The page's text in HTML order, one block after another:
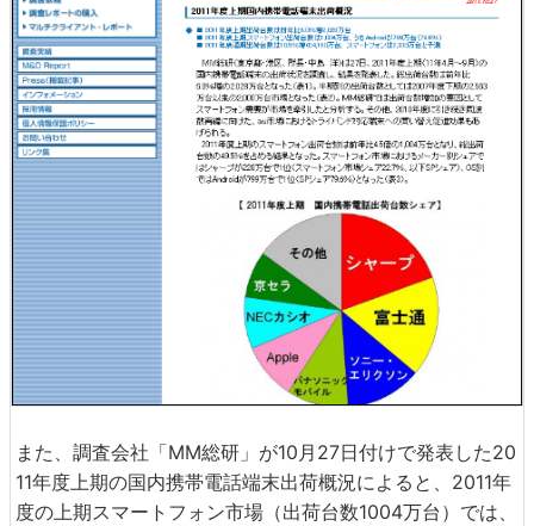
また、調査会社「MM総研」が10月27日付けで発表した20
11年度上期の国内携帯電話端末出荷概況によると、2011年
度の上期スマートフォン市場（出荷台数1004万台）では、